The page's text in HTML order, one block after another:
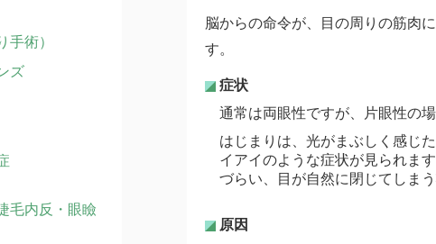
脳からの命令が、目の周りの筋肉
す。
症状
通常は両眼性ですが、片眼性の
はじまりは、光がまぶしく感じ
イアイのような症状が見られま
づらい、目が自然に閉じてしま
原因
手術）
ズ
毛内反・眼瞼